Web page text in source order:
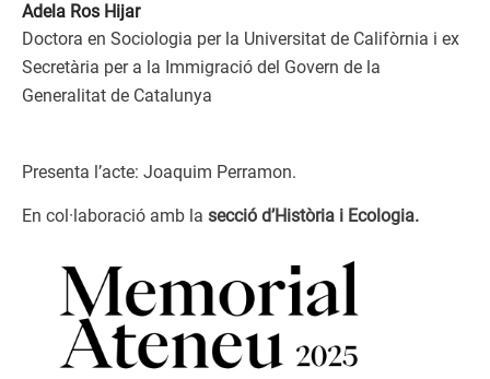
Adela Ros Hijar
Doctora en Sociologia per la Universitat de Califòrnia i ex
Secretària per a la Immigració del Govern de la
Generalitat de Catalunya
Presenta l’acte: Joaquim Perramon.
En col·laboració amb la secció d’Història i Ecologia.